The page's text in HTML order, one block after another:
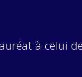
à celui